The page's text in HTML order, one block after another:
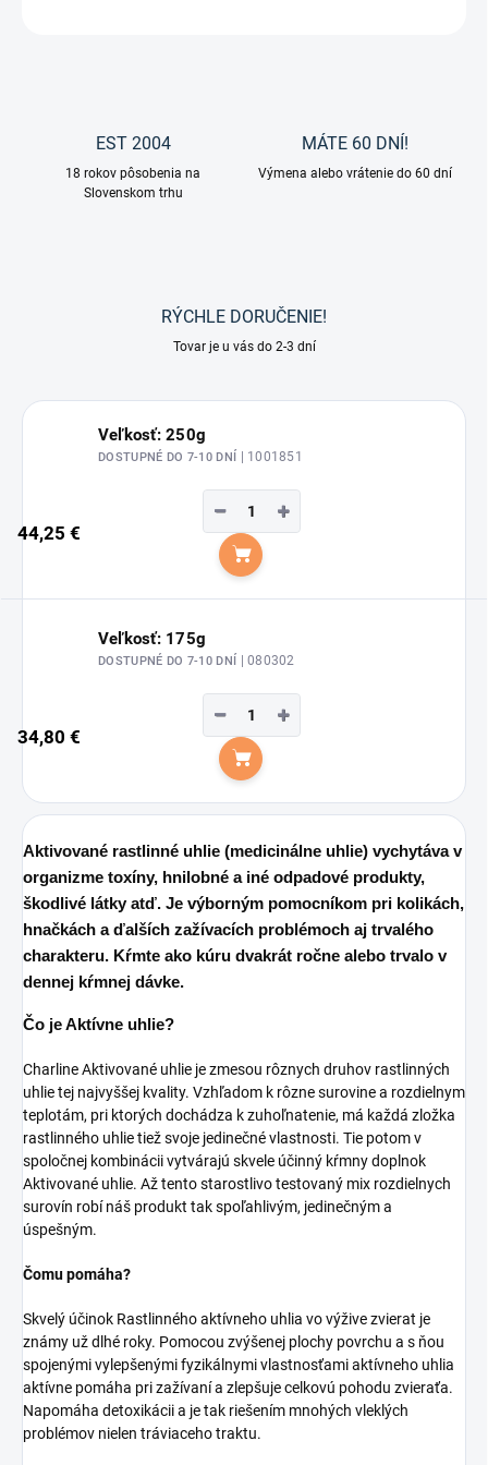
EST 2004
18 rokov pôsobenia na
Slovenskom trhu
MÁTE 60 DNÍ!
Výmena alebo vrátenie do 60 dní
RÝCHLE DORUČENIE!
Tovar je u vás do 2-3 dní
Veľkosť: 250g
DOSTUPNÉ DO 7-10 DNÍ | 1001851
44,25 €
+
−
Do košíka
Veľkosť: 175g
DOSTUPNÉ DO 7-10 DNÍ | 080302
34,80 €
+
−
Do košíka
Aktivované rastlinné uhlie (medicinálne uhlie) vychytáva v
organizme toxíny, hnilobné a iné odpadové produkty,
škodlivé látky atď. Je výborným pomocníkom pri kolikách,
hnačkách a ďalších zažívacích problémoch aj trvalého
charakteru. Kŕmte ako kúru dvakrát ročne alebo trvalo v
dennej kŕmnej dávke.
Čo je Aktívne uhlie?
Charline Aktivované uhlie je zmesou rôznych druhov rastlinných
uhlie tej najvyššej kvality. Vzhľadom k rôzne surovine a rozdielnym
teplotám, pri ktorých dochádza k zuhoľnatenie, má každá zložka
rastlinného uhlie tiež svoje jedinečné vlastnosti. Tie potom v
spoločnej kombinácii vytvárajú skvele účinný kŕmny doplnok
Aktivované uhlie. Až tento starostlivo testovaný mix rozdielnych
surovín robí náš produkt tak spoľahlivým, jedinečným a
úspešným.
Čomu pomáha?
Skvelý účinok Rastlinného aktívneho uhlia vo výžive zvierat je
známy už dlhé roky. Pomocou zvýšenej plochy povrchu a s ňou
spojenými vylepšenými fyzikálnymi vlastnosťami aktívneho uhlia
aktívne pomáha pri zažívaní a zlepšuje celkovú pohodu zvieraťa.
Napomáha detoxikácii a je tak riešením mnohých vleklých
problémov nielen tráviaceho traktu.